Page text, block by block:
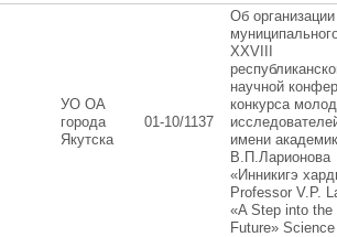
УО ОА
города
Якутска
01-10/1137
Об организации
XXVIII
научной
конкурса
имени
В.П.Ларионова
«Инникигэ
Professor V.P.
«A Step into the
Future»